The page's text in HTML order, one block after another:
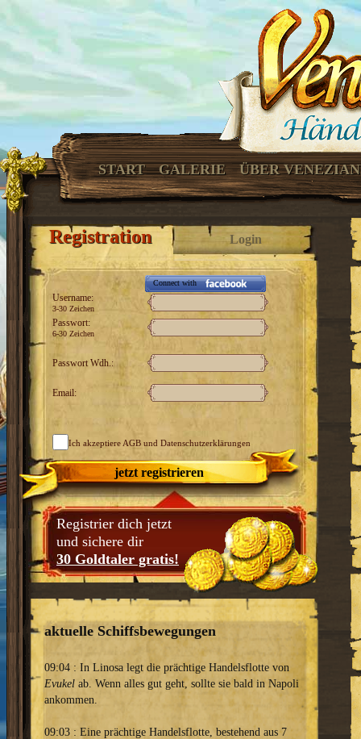
START GALERIE ÜBER
Registration Login
Connect with
Username:
3-30 Zeichen
Passwort:
6-30 Zeichen
Passwort Wdh.:
Email:
Ich akzeptiere AGB und Datenschutzerklärungen
jetzt registrieren
Registrier dich jetzt
und sichere dir
30 Goldtaler gratis!
aktuelle Schiffsbewegungen
09:04 : In Linosa legt die prächtige Handelsflotte von
Evukel ab. Wenn alles gut geht, sollte sie bald in Napoli
ankommen.
09:03 : Eine prächtige Handelsflotte, bestehend aus 7